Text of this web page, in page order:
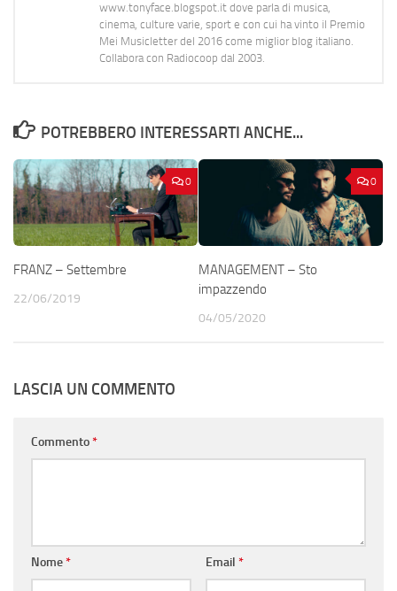
www.tonyface.blogspot.it dove parla di musica,
cinema, culture varie, sport e con cui ha vinto il Premio
Mei Musicletter del 2016 come miglior blog italiano.
Collabora con Radiocoop dal 2003.
POTREBBERO INTERESSARTI ANCHE...
0
FRANZ – Settembre
22/06/2019
0
MANAGEMENT – Sto
impazzendo
04/05/2020
LASCIA UN COMMENTO
Commento*
Nome* Email *